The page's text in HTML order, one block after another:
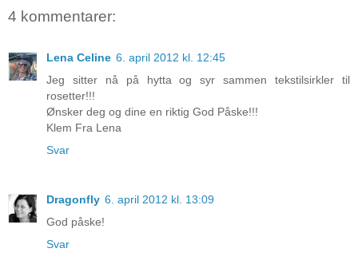
4 kommentarer:
Lena Celine 6. april 2012 kl. 12:45
Jeg sitter nå på hytta og syr sammen tekstilsirkler til
rosetter!!!
Ønsker deg og dine en riktig God Påske!!!
Klem Fra Lena
Svar
Dragonfly 6. april 2012 kl. 13:09
God påske!
Svar